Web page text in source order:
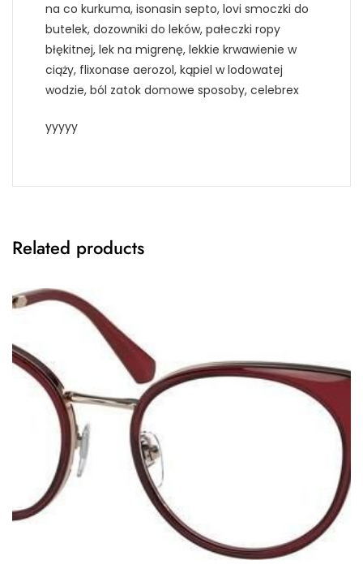
na co kurkuma, isonasin septo, lovi smoczki do
butelek, dozowniki do leków, pałeczki ropy
błękitnej, lek na migrenę, lekkie krwawienie w
ciąży, flixonase aerozol, kąpiel w lodowatej
wodzie, ból zatok domowe sposoby, celebrex
yyyyy
Related products